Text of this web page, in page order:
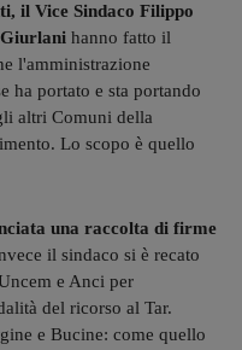
il Vice Sindaco Filippo
Giurlani hanno fatto il
l'amministrazione
ha portato e sta portando
altri Comuni della
Lo scopo è quello
una raccolta di firme
il sindaco si è recato
e Anci per
del ricorso al Tar.
e Bucine: come quello